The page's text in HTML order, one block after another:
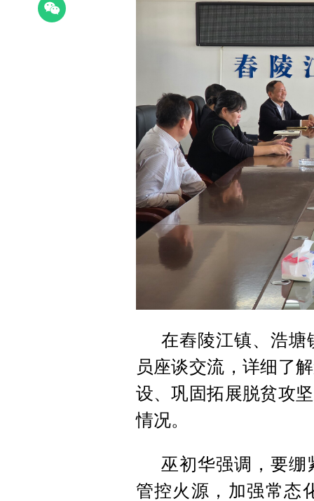
在舂陵江镇、浩塘
员座谈交流，详细了
设、巩固拓展脱贫攻
情况。
巫初华强调，要绷
管控火源，加强常态